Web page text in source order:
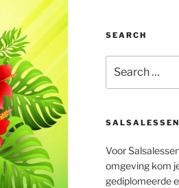
SEARCH
for:
Voor
omgeving kom
gediplomeerde